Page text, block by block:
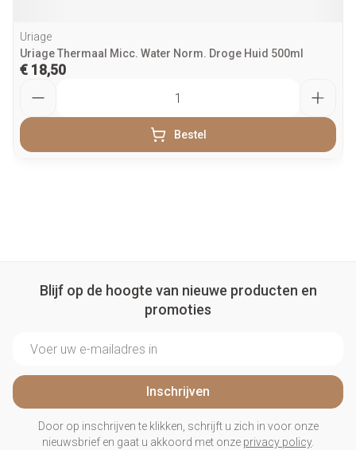
Uriage
Uriage Thermaal Micc. Water Norm. Droge Huid 500ml
€ 18,50
Bestel
Blijf op de hoogte van nieuwe producten en
promoties
Inschrijven
Door op inschrijven te klikken, schrijft u zich in voor onze
nieuwsbrief en gaat u akkoord met onze privacy policy.